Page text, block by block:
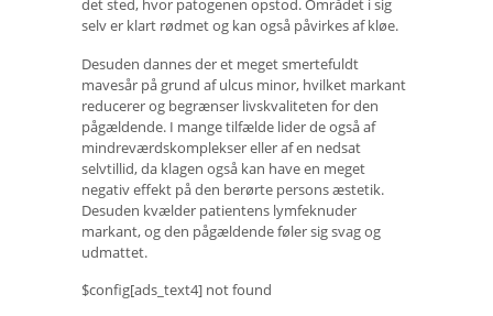
det sted, hvor patogenen opstod. Området i sig
selv er klart rødmet og kan også påvirkes af kløe.
Desuden dannes der et meget smertefuldt
mavesår på grund af ulcus minor, hvilket markant
reducerer og begrænser livskvaliteten for den
pågældende. I mange tilfælde lider de også af
mindreværdskomplekser eller af en nedsat
selvtillid, da klagen også kan have en meget
negativ effekt på den berørte persons æstetik.
Desuden kvælder patientens lymfeknuder
markant, og den pågældende føler sig svag og
udmattet.
$config[ads_text4] not found